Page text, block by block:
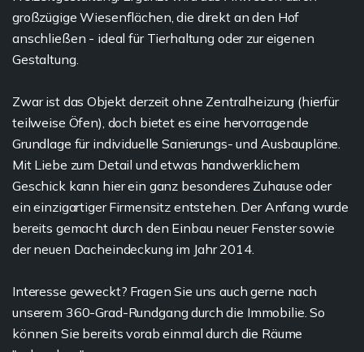
großzügige Wiesenflächen, die direkt an den Hof
anschließen - ideal für Tierhaltung oder zur eigenen
Gestaltung.
Zwar ist das Objekt derzeit ohne Zentralheizung (hierfür
teilweise Öfen), doch bietet es eine hervorragende
Grundlage für individuelle Sanierungs- und Ausbaupläne.
Mit Liebe zum Detail und etwas handwerklichem
Geschick kann hier ein ganz besonderes Zuhause oder
ein einzigartiger Firmensitz entstehen. Der Anfang wurde
bereits gemacht durch den Einbau neuer Fenster sowie
der neuen Dacheindeckung im Jahr 2014.
Interesse geweckt? Fragen Sie uns auch gerne nach
unserem 360-Grad-Rundgang durch die Immobilie. So
können Sie bereits vorab einmal durch die Räume